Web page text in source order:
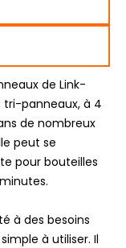
de Link-
panneaux, à 4
de nombreux
peut se
pour bouteilles
à des besoins
à utiliser. Il